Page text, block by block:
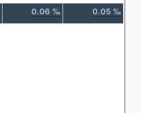
0.06 ‰ 0.05 ‰